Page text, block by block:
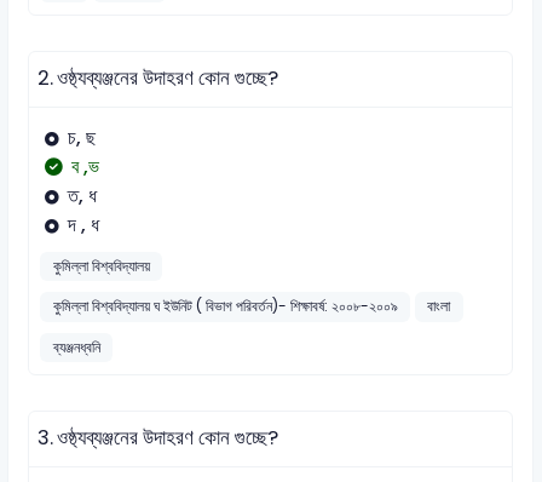
2.ওষ্ঠ্যব্যঞ্জনের উদাহরণ কোন গুচ্ছে?
চ, ছ
ব ,ভ
ত, ধ
দ , ধ
কুমিল্লা বিশ্ববিদ্যালয়
কুমিল্লা বিশ্ববিদ্যালয় ঘ ইউনিট ( বিভাগ পরিবর্তন)- শিক্ষাবর্ষ: ২০০৮-২০০৯
বাংলা
ব্যঞ্জনধ্বনি
3.ওষ্ঠ্যব্যঞ্জনের উদাহরণ কোন গুচ্ছে?